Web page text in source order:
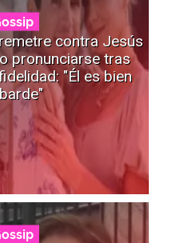
contra Jesús
pronunciarse tras
"Él es bien